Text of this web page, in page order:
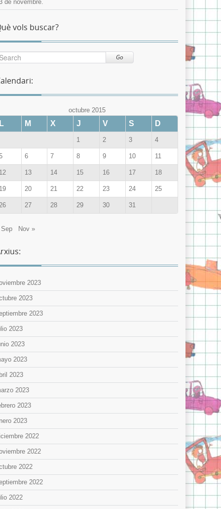
de novembre.
vols buscar?
Go
octubre 2015
L M X J V S D
1 2 3 4
6 7 8 9 10 11
12 13 14 15 16 17 18
19 20 21 22 23 24 25
27 28 29 30 31
Nov »
2023
2023
2023
2023
2023
2023
2023
2023
2023
2023
2022
2022
2022
2022
2022